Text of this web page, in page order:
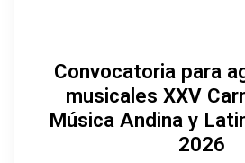
Convocatoria para
musicales XXV
Música Andina y
2026